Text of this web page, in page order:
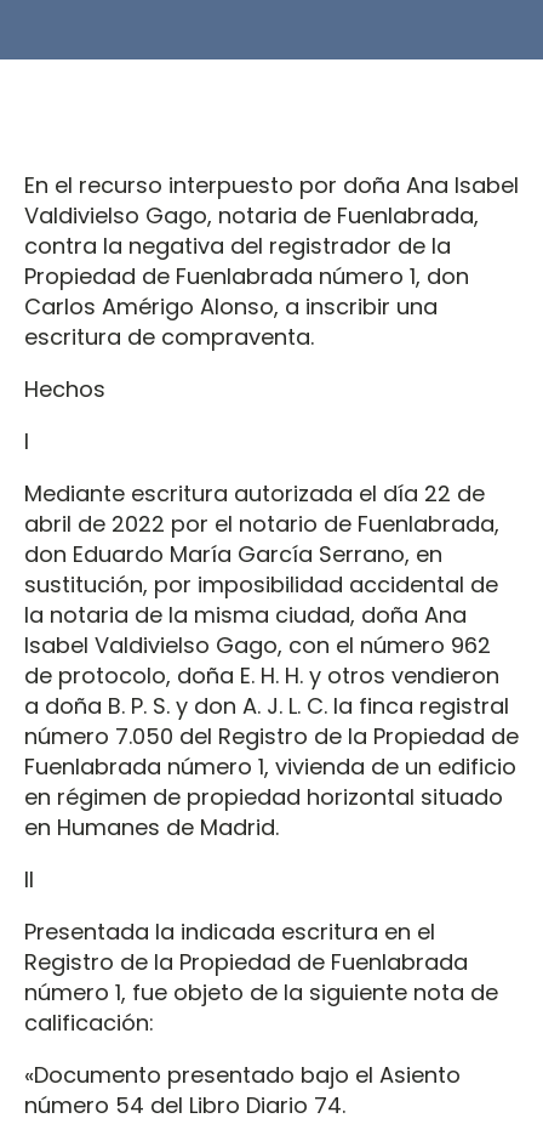
En el recurso interpuesto por doña Ana Isabel
Valdivielso Gago, notaria de Fuenlabrada,
contra la negativa del registrador de la
Propiedad de Fuenlabrada número 1, don
Carlos Amérigo Alonso, a inscribir una
escritura de compraventa.
Hechos
I
Mediante escritura autorizada el día 22 de
abril de 2022 por el notario de Fuenlabrada,
don Eduardo María García Serrano, en
sustitución, por imposibilidad accidental de
la notaria de la misma ciudad, doña Ana
Isabel Valdivielso Gago, con el número 962
de protocolo, doña E. H. H. y otros vendieron
a doña B. P. S. y don A. J. L. C. la finca registral
número 7.050 del Registro de la Propiedad de
Fuenlabrada número 1, vivienda de un edificio
en régimen de propiedad horizontal situado
en Humanes de Madrid.
II
Presentada la indicada escritura en el
Registro de la Propiedad de Fuenlabrada
número 1, fue objeto de la siguiente nota de
calificación:
«Documento presentado bajo el Asiento
número 54 del Libro Diario 74.